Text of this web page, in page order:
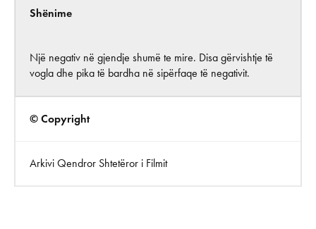
Shënime
Një negativ në gjendje shumë te mire. Disa gërvishtje të
vogla dhe pika të bardha në sipërfaqe të negativit.
© Copyright
Arkivi Qendror Shtetëror i Filmit